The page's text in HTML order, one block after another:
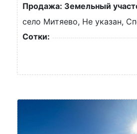
Продажа: Земельный
село Митяево, Не указан,
Сотки: